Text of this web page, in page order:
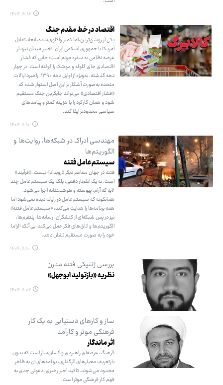
۱۴۰۴.۱۲.۱۶
اقتصاد در خط مقدم جنگ
یکی از روشن‌ترین،اما کمتر واکاوی‌شده، ابعاد تقابل
آمریکا با جمهوری اسلامی ایران، تغییر میدان نبرد از
عرصه نظامی به سفره مردم است؛ جایی که فشار
اقتصادی جای گلوله و موشک را گرفته است. در چهار
دهه گذشته، به‌ویژه از اوایل دهه ۱۳۹۰، راهبرد ایالات
متحده به‌صورت آشکار بر این اصل استوار شده که
«فشار اقتصادی» می‌تواند جایگزین جنگ مستقیم
شود و همان کارکرد را با هزینه کمتر و پیامدهای
سیاسی محدودتر ایفا کند.
۱۴۰۴.۱۱.۱۰
مهندسی ادراک در شبکه‌ها، روایت‌ها و
الگوریتم‌ها
سیستم‌عامل فتنه
فتنه در جهان معاصر دیگر «رویداد» نیست، «فرآیند»
است. نه یک انفجار دفعی، بلکه یک سیستم‌عامل چند
لایه که آرام، پیوسته و هوشمندانه اجرا می‌شود.
همانگونه که سیستم‌عامل در رایانه دیده نمی‌شود اما
همه برنامه‌ها را هدایت می‌کند، «سیستم‌عامل فتنه»
نیز در پس شبکه‌ای از کنشگران، رسانه‌ها، پلتفرم‌ها،
الگوریتم‌ها و اتاق‌های فکر عمل می‌کند؛ بی آنکه الزاما
خود را به صورت مستقیم نشان دهد.
۱۴۰۴.۱۱.۱۰
بررسی ژنتیکی فتنه مدرن
نظریه «بازتولید ابوجهل»
۱۴۰۴.۱۱.۰۲
ساز و کارهای دستیابی به یک کار
فرهنگی موثر و کارآمد
اثر ماندگار
فرهنگ، عرصه‌ای راهبردی و انسان‌ساز است که بدون
بازتعریف معیارهای اثرگذاری، برنامه‌های آن به ظاهر
محدود می‌شوند. تاکید اخیر رهبری، دعوتی جدی به
فهم کار فرهنگی موثر است.